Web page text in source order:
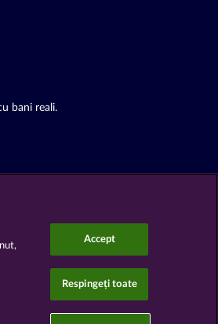
bani reali.
Accept
Respingeți toate